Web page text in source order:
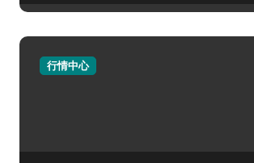
行情中心